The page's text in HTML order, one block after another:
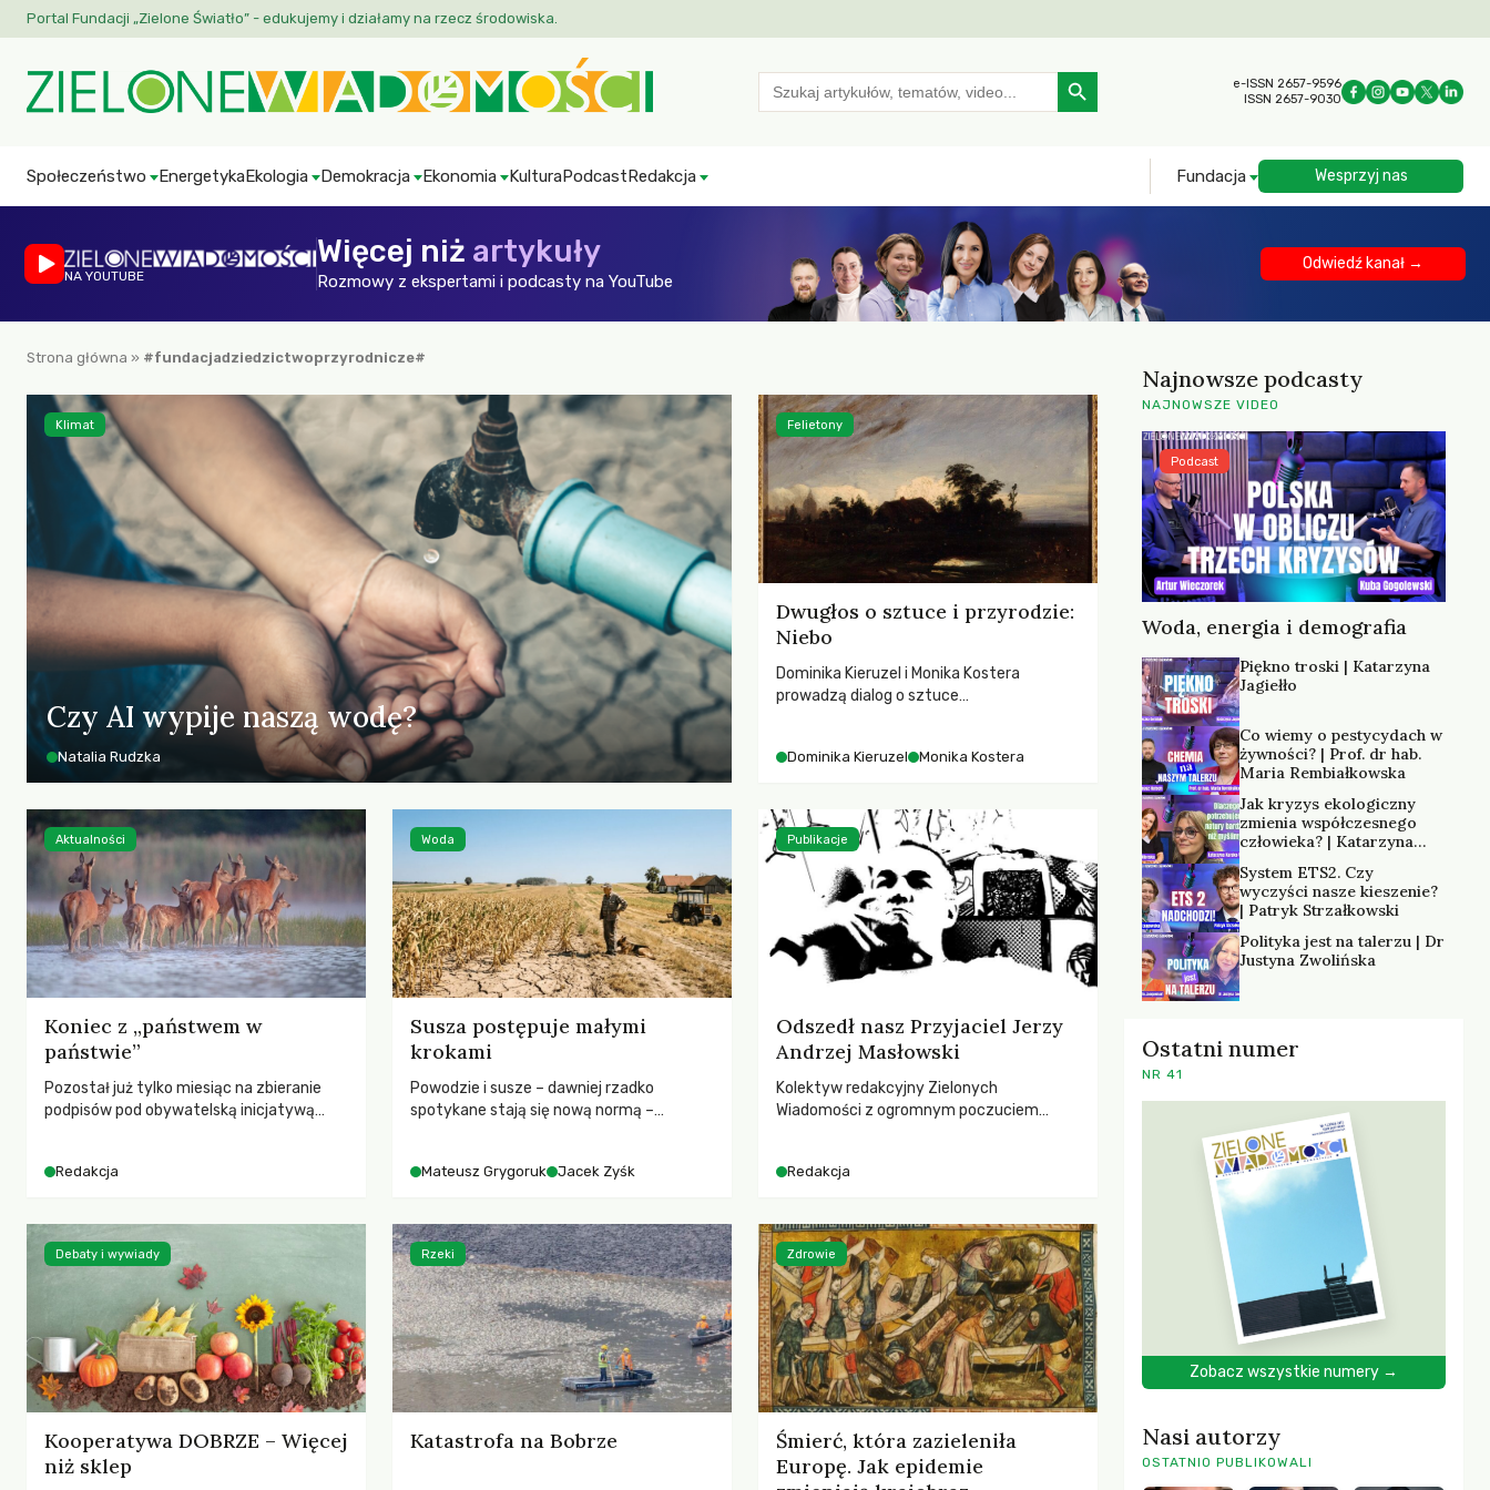
Portal Fundacji „Zielone Światło” - edukujemy i działamy na rzecz środowiska.
Search
for:
Search Button
e-ISSN 2657-9596
ISSN 2657-9030
Społeczeństwo EnergetykaEkologia Demokracja Ekonomia KulturaPodcastRedakcja Fundacja Wesprzyj nas
NA YOUTUBE
Więcej niż artykuły
Rozmowy z ekspertami i podcasty na YouTube
Odwiedź kanał →
Strona główna » #fundacjadziedzictwoprzyrodnicze#
Czy AI wypije naszą wodę?
Natalia Rudzka
Klimat
Dwugłos o sztuce i przyrodzie:
Niebo
Dominika Kieruzel i Monika Kostera
prowadzą dialog o sztuce
wrażliwość, odczuwanie przestrzeni oraz
Dominika Kieruzel Monika Kostera
Felietony
Koniec z „państwem w
państwie”
Pozostał już tylko miesiąc na zbieranie
podpisów pod obywatelską inicjatywą
pełną mobilizację, ponieważ projekt
rozwiązania dla przyrody i zwierząt,
radykalnie zmieniając dotychczasowy
paradygmat funkcjonowania łowiectwa w
Polsce.
Redakcja
Aktualności
Susza postępuje małymi
krokami
Powodzie i susze – dawniej rzadko
spotykane stają się nową normą –
SGGW.
Mateusz Grygoruk Jacek Zyśk
Woda
Odszedł nasz Przyjaciel Jerzy
Andrzej Masłowski
Kolektyw redakcyjny Zielonych
Wiadomości z ogromnym poczuciem
kochanego Opiekuna, Mecenasa i Mentora.
Redakcja
Publikacje
Kooperatywa DOBRZE – Więcej
niż sklep
Debaty i wywiady
Katastrofa na Bobrze
Rzeki
Śmierć, która zazieleniła
Europę. Jak epidemie
Zdrowie
Najnowsze podcasty
NAJNOWSZE VIDEO
Woda, energia i demografia
Podcast
Piękno troski | Katarzyna
Jagiełło
Co wiemy o pestycydach w
żywności? | Prof. dr hab.
Maria Rembiałkowska
Jak kryzys ekologiczny
zmienia współczesnego
człowieka? | Katarzyna
System ETS2. Czy
wyczyści nasze kieszenie?
| Patryk Strzałkowski
Polityka jest na talerzu | Dr
Justyna Zwolińska
Ostatni numer
NR 41
Zobacz wszystkie numery →
Nasi autorzy
OSTATNIO PUBLIKOWALI